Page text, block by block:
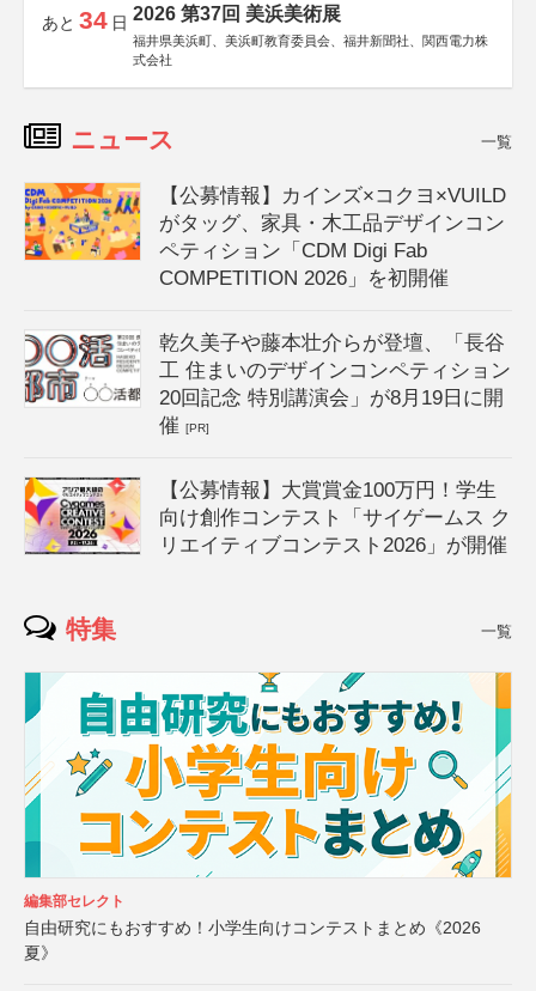
あと 34 日 2026 第37回 美浜美術展
福井県美浜町、美浜町教育委員会、福井新聞社、関西電力株
式会社
ニュース 一覧
【公募情報】カインズ×コクヨ×VUILD
がタッグ、家具・木工品デザインコン
ペティション「CDM Digi Fab
COMPETITION 2026」を初開催
乾久美子や藤本壮介らが登壇、「長谷
工 住まいのデザインコンペティション
20回記念 特別講演会」が8月19日に開
催[PR]
【公募情報】大賞賞金100万円！学生
向け創作コンテスト「サイゲームス ク
リエイティブコンテスト2026」が開催
特集 一覧
編集部セレクト
自由研究にもおすすめ！小学生向けコンテストまとめ《2026
夏》